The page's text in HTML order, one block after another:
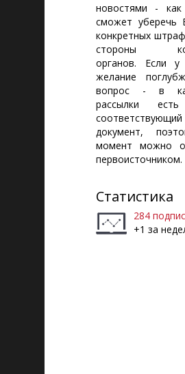
новостями -
сможет уберечь
конкретных
стороны
органов. Если
желание
вопрос - в
рассылки
документ,
момент можно
первоисточником.
Статистика
284
+1 за